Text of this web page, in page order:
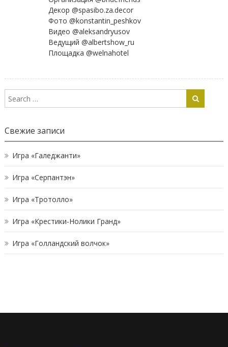
Декор @spasibo.za.decor
Фото @konstantin_peshkov
Видео @aleksandryusov
Ведущий @albertshow_ru
Площадка @welnahotel
Свежие записи
Игра «Галеджанти»
Игра «Серпантэн»
Игра «Тротолло»
Игра «Крестики-Нолики Гранд»
Игра «Голландский волчок»